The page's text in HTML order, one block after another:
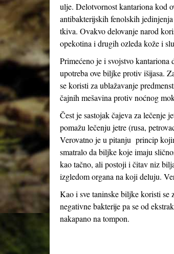
ulje. Delotvornost kantariona kod
antibakterijskih fenolskih
tkiva. Ovakvo delovanje narod
opekotina i drugih ozleda kože i
Primećeno je i svojstvo kantariona
upotreba ove biljke protiv išijasa.
se koristi za ublažavanje
čajnih mešavina protiv noćnog
Čest je sastojak čajeva za lečenje
pomažu lečenju jetre (rusa,
Verovatno je u pitanju princip
smatralo da biljke koje imaju
kao tačno, ali postoji i čitav niz
izgledom organa na koji deluju.
Kao i sve taninske biljke koristi se
negativne bakterije pa se od
nakapano na tompon.